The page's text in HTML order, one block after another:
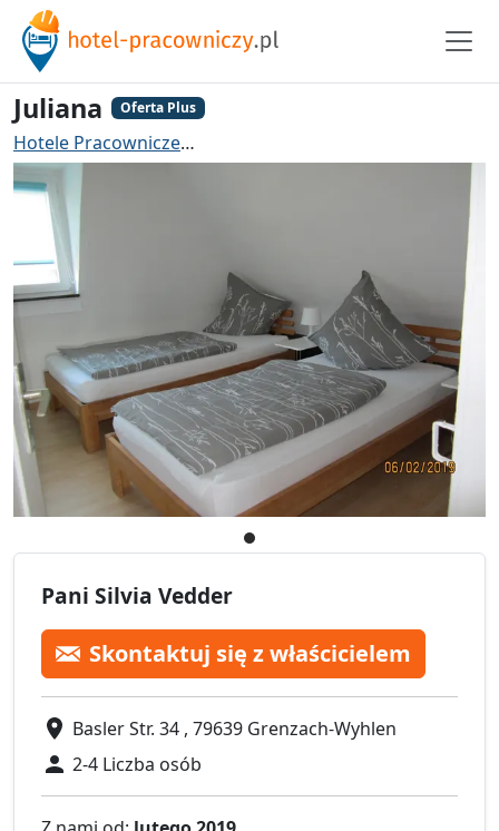
Juliana Oferta Plus
Hotele Pracownicze
Pani Silvia Vedder
Skontaktuj się z właścicielem
Basler Str. 34 , 79639 Grenzach-Wyhlen
2-4 Liczba osób